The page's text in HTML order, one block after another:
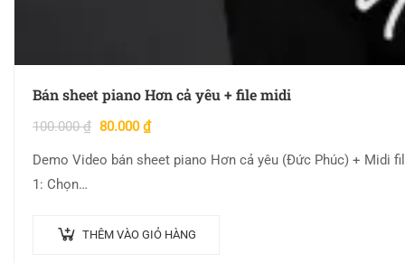
Bán sheet piano Hơn cả yêu + file midi
100.000₫ 80.000₫
Demo Video bán sheet piano Hơn cả yêu (Đức Phúc) + Midi
1: Chọn…
THÊM VÀO GIỎ HÀNG